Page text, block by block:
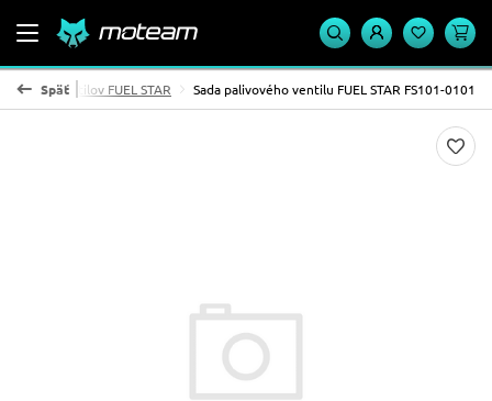
Späťventilov FUEL STAR Sada palivového ventilu FUEL STAR FS101-0101